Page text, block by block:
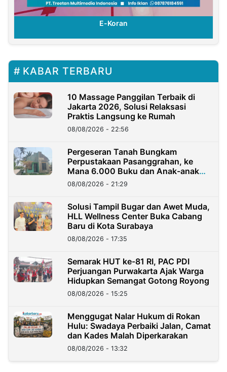
E-Koran
KABAR TERBARU
10 Massage Panggilan Terbaik di
Jakarta 2026, Solusi Relaksasi
Praktis Langsung ke Rumah
08/08/2026 - 22:56
Pergeseran Tanah Bungkam
Perpustakaan Pasanggrahan, ke
Mana 6.000 Buku dan Anak-anak
Kini?
08/08/2026 - 21:29
Solusi Tampil Bugar dan Awet Muda,
HLL Wellness Center Buka Cabang
Baru di Kota Surabaya
08/08/2026 - 17:35
Semarak HUT ke-81 RI, PAC PDI
Perjuangan Purwakarta Ajak Warga
Hidupkan Semangat Gotong Royong
08/08/2026 - 15:25
Menggugat Nalar Hukum di Rokan
Hulu: Swadaya Perbaiki Jalan, Camat
dan Kades Malah Diperkarakan
08/08/2026 - 13:32